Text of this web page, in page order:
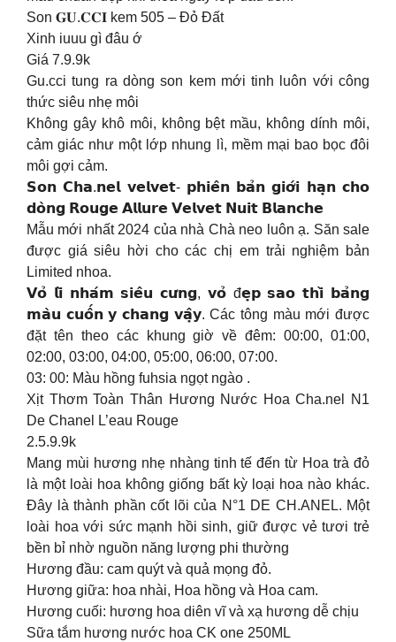
Son 𝐆𝐔.𝐂𝐂𝐈 kem 505 – Đỏ Đất
Xinh iuuu gì đâu ớ
Giá 7.9.9k
Gu.cci tung ra dòng son kem mới tinh luôn với công
thức siêu nhẹ môi
Không gây khô môi, không bệt mầu, không dính môi,
cảm giác như một lớp nhung lì, mềm mại bao bọc đôi
môi gợi cảm.
𝗦𝗼𝗻 𝗖𝗵𝗮.𝗻𝗲𝗹 𝘃𝗲𝗹𝘃𝗲𝘁- 𝗽𝗵𝗶𝗲̂𝗻 𝗯𝗮̉𝗻 𝗴𝗶𝗼̛́𝗶 𝗵𝗮̣𝗻 𝗰𝗵𝗼
𝗱𝗼̀𝗻𝗴 𝗥𝗼𝘂𝗴𝗲 𝗔𝗹𝗹𝘂𝗿𝗲 𝗩𝗲𝗹𝘃𝗲𝘁 𝗡𝘂𝗶𝘁 𝗕𝗹𝗮𝗻𝗰𝗵𝗲
Mẫu mới nhất 2024 của nhà Chà neo luôn ạ. Săn sale
được giá siêu hời cho các chị em trải nghiệm bản
Limited nhoa.
𝗩𝗼̉ 𝗹𝗶̀ 𝗻𝗵𝗮́𝗺 𝘀𝗶𝗲̂𝘂 𝗰𝘂̛𝗻𝗴, 𝘃𝗼̉ đ𝗲̣𝗽 𝘀𝗮𝗼 𝘁𝗵𝗶̀ 𝗯𝗮̉𝗻𝗴
𝗺𝗮̀𝘂 𝗰𝘂𝗼̂́𝗻 𝘆 𝗰𝗵𝗮𝗻𝗴 𝘃𝗮̣̂𝘆. Các tông màu mới được
đặt tên theo các khung giờ về đêm: 00:00, 01:00,
02:00, 03:00, 04:00, 05:00, 06:00, 07:00.
03: 00: Màu hồng fuhsia ngọt ngào .
Xịt Thơm Toàn Thân Hương Nước Hoa Cha.nel N1
De Chanel L’eau Rouge
2.5.9.9k
Mang mùi hương nhẹ nhàng tinh tế đến từ Hoa trà đỏ
là một loài hoa không giống bất kỳ loại hoa nào khác.
Đây là thành phần cốt lõi của N°1 DE CH.ANEL. Một
loài hoa với sức mạnh hồi sinh, giữ được vẻ tươi trẻ
bền bỉ nhờ nguồn năng lượng phi thường
Hương đầu: cam quýt và quả mọng đỏ.
Hương giữa: hoa nhài, Hoa hồng và Hoa cam.
Hương cuối: hương hoa diên vĩ và xạ hương dễ chịu
Sữa tắm hương nước hoa CK one 250ML